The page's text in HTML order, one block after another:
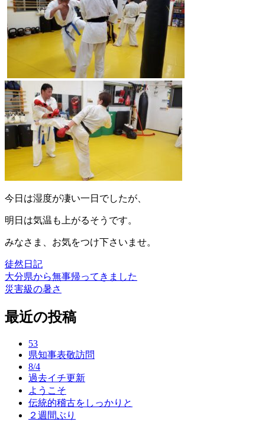
今日は湿度が凄い一日でしたが、
明日は気温も上がるそうです。
みなさま、お気をつけ下さいませ。
徒然日記
投
稿
ナ
大分県から無事帰ってきました
災害級の暑さ
最近の投稿
53
県知事表敬訪問
8/4
過去イチ更新
ようこそ
伝統的稽古をしっかりと
２週間ぶり